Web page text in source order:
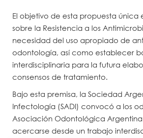
El objetivo de esta propuesta única
sobre la Resistencia a los
necesidad del uso apropiado de
odontología, así como establecer
interdisciplinaria para la futura
consensos de tratamiento.
Bajo esta premisa, la Sociedad
Infectología (SADI) convocó a los
Asociación Odontológica
acercarse desde un trabajo